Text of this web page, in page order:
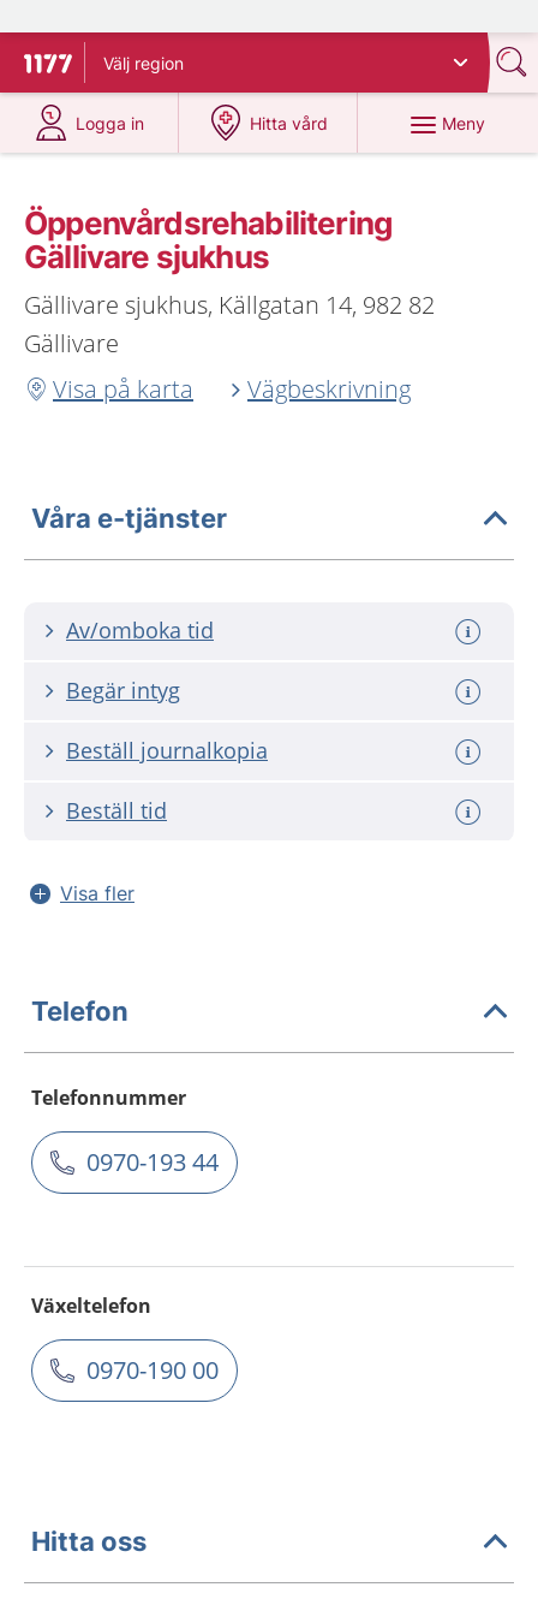
Till startsidan för 1177
Välj region
Logga in
på 1177.se
Hitta vård
på 1177.se
Meny
Öppenvårdsrehabilitering
Gällivare sjukhus
Gällivare sjukhus, Källgatan 14, 982 82
Gällivare
Visa på karta
Vägbeskrivning
Våra e-tjänster
Av/omboka tid
Begär intyg
Beställ journalkopia
Beställ tid
Visa fler
Telefon
Telefonnummer
0970-193 44
Växeltelefon
0970-190 00
Hitta oss